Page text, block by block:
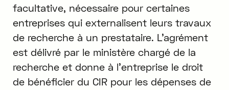
facultative, nécessaire pour certaines
entreprises qui externalisent leurs travaux
de recherche à un prestataire. L'agrément
est délivré par le ministère chargé de la
recherche et donne à l'entreprise le droit
de bénéficier du CIR pour les dépenses de